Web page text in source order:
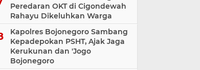
Peredaran OKT di Cigondewah
Rahayu Dikeluhkan Warga
Kapolres Bojonegoro Sambang
Kepadepokan PSHT, Ajak Jaga
Kerukunan dan 'Jogo
Bojonegoro